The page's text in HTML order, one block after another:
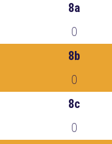
8a
0
8b
0
8c
0